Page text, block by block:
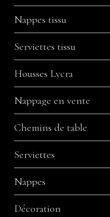
Nappes tissu
Serviettes tissu
Housses Lycra
Nappage en vente
Chemins de table
Serviettes
Nappes
Décoration